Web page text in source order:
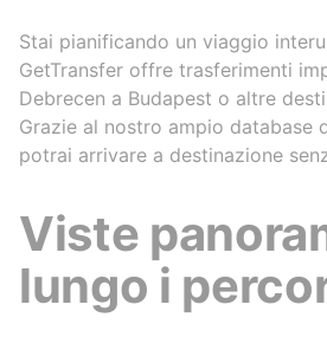
Stai pianificando un viaggio
GetTransfer offre trasferimenti
Debrecen a Budapest o altre
Grazie al nostro ampio database
potrai arrivare a destinazione
Viste
lungo i